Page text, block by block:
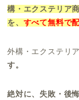
構・エクステリア
を、 すべて無料で
外構・エクステリア
す。
絶対に、失敗・後